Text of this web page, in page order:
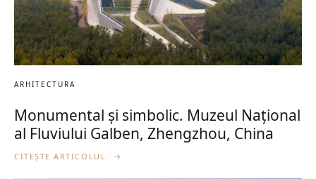
ARHITECTURA
Monumental și simbolic. Muzeul Național
al Fluviului Galben, Zhengzhou, China
CITEȘTE ARTICOLUL →